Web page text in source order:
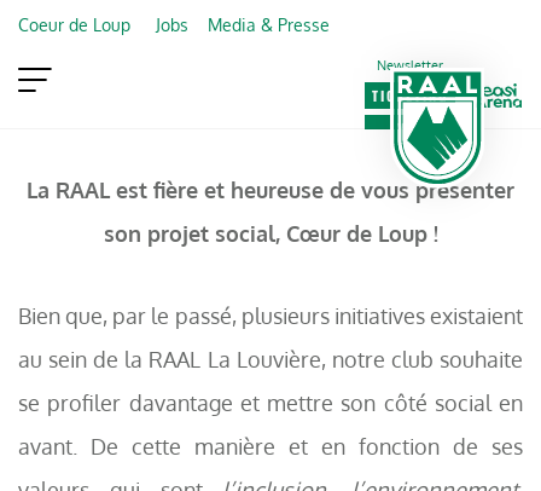
Coeur de Loup Jobs Media & Presse
Newsletter
TICKETING
VIP
FAN SHOP
La RAAL est fière et heureuse de vous présenter
son projet social, Cœur de Loup !
Bien que, par le passé, plusieurs initiatives existaient
au sein de la RAAL La Louvière, notre club souhaite
se profiler davantage et mettre son côté social en
avant. De cette manière et en fonction de ses